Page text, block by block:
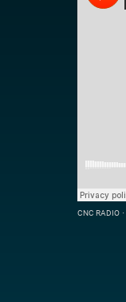
CNC RADIO ·